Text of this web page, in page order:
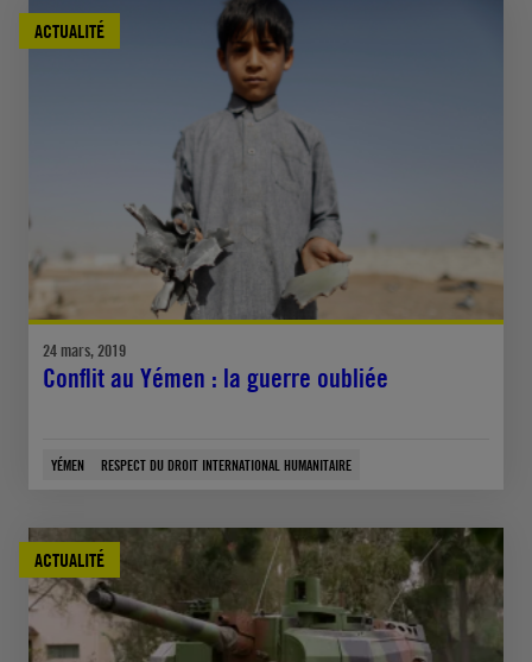
ACTUALITÉ
24 mars, 2019
Conflit au Yémen : la guerre oubliée
YÉMEN RESPECT DU DROIT INTERNATIONAL HUMANITAIRE
ACTUALITÉ